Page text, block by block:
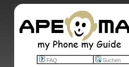
FAQ Suchen